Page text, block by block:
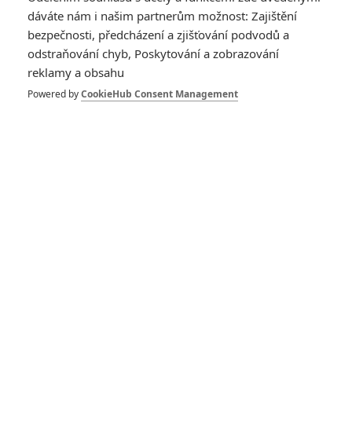
Zůstat přihlášen
dáváte nám i našim partnerům možnost: Zajištění
bezpečnosti, předcházení a zjišťování podvodů a
odstraňování chyb, Poskytování a zobrazování
reklamy a obsahu
Powered byCookieHub Consent Management